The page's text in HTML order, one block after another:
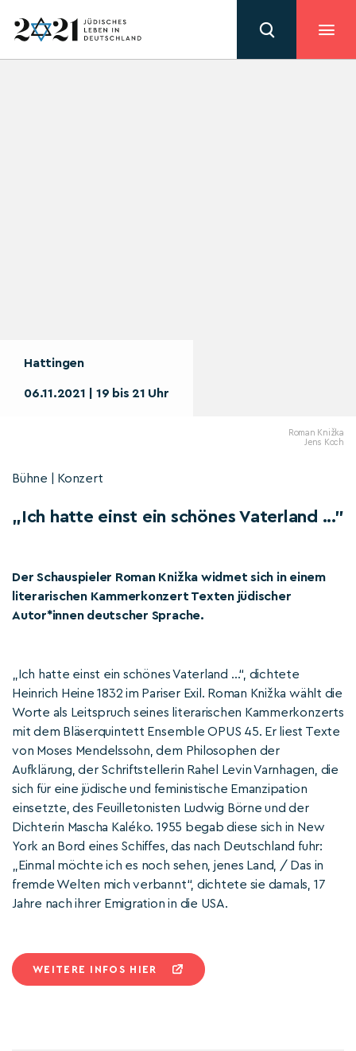
Hattingen
06.11.2021 | 19 bis 21 Uhr
Roman Knižka
Jens Koch
Bühne | Konzert
„Ich hatte einst ein schönes Vaterland ..."
Der Schauspieler Roman Knižka widmet sich in einem
literarischen Kammerkonzert Texten jüdischer
Autor*innen deutscher Sprache.
„Ich hatte einst ein schönes Vaterland …“, dichtete
Heinrich Heine 1832 im Pariser Exil. Roman Knižka wählt die
Worte als Leitspruch seines literarischen Kammerkonzerts
mit dem Bläserquintett Ensemble OPUS 45. Er liest Texte
von Moses Mendelssohn, dem Philosophen der
Aufklärung, der Schriftstellerin Rahel Levin Varnhagen, die
sich für eine jüdische und feministische Emanzipation
einsetzte, des Feuilletonisten Ludwig Börne und der
Dichterin Mascha Kaléko. 1955 begab diese sich in New
York an Bord eines Schiffes, das nach Deutschland fuhr:
„Einmal möchte ich es noch sehen, jenes Land, / Das in
fremde Welten mich verbannt“, dichtete sie damals, 17
Jahre nach ihrer Emigration in die USA.
WEITERE INFOS HIER